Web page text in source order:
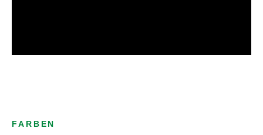
FARBEN